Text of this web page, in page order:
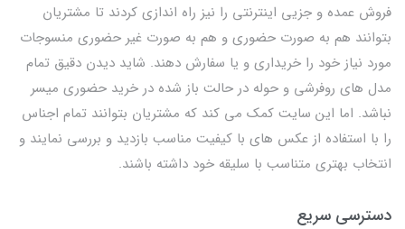
فروش عمده و جزیی اینترنتی را نیز راه اندازی کردند تا مشتریان
بتوانند هم به صورت حضوری و هم به صورت غیر حضوری منسوجات
مورد نیاز خود را خریداری و یا سفارش دهند. شاید دیدن دقیق تمام
مدل های روفرشی و حوله در حالت باز شده در خرید حضوری میسر
نباشد. اما این سایت کمک می کند که مشتریان بتوانند تمام اجناس
را با استفاده از عکس های با کیفیت مناسب بازدید و بررسی نمایند و
انتخاب بهتری متناسب با سلیقه خود داشته باشند.
دسترسی سریع